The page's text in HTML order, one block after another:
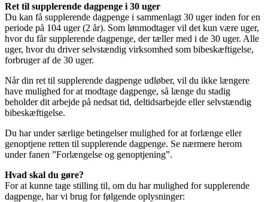
Ret til supplerende dagpenge i 30 uger
Du kan få supplerende dagpenge i sammenlagt 30 uger inden for en
periode på 104 uger (2 år). Som lønmodtager vil det kun være uger,
hvor du får supplerende dagpenge, der tæller med i de 30 uger. Alle
uger, hvor du driver selvstændig virksomhed som bibeskæftigelse,
forbruger af de 30 uger.
Når din ret til supplerende dagpenge udløber, vil du ikke længere
have mulighed for at modtage dagpenge, så længe du stadig
beholder dit arbejde på nedsat tid, deltidsarbejde eller selvstændig
bibeskæftigelse.
Du har under særlige betingelser mulighed for at forlænge eller
genoptjene retten til supplerende dagpenge. Se nærmere herom
under fanen ”Forlængelse og genoptjening”.
Hvad skal du gøre?
For at kunne tage stilling til, om du har mulighed for supplerende
dagpenge, har vi brug for følgende oplysninger: